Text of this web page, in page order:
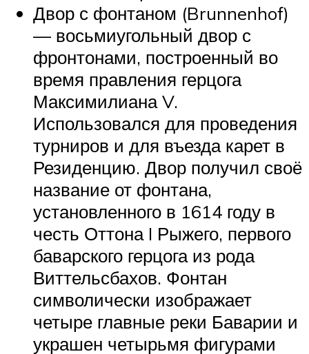
Двор с фонтаном (Brunnenhof)
— восьмиугольный двор с
фронтонами, построенный во
время правления герцога
Максимилиана V.
Использовался для проведения
турниров и для въезда карет в
Резиденцию. Двор получил своё
название от фонтана,
установленного в 1614 году в
честь Оттона I Рыжего, первого
баварского герцога из рода
Виттельсбахов. Фонтан
символически изображает
четыре главные реки Баварии и
украшен четырьмя фигурами